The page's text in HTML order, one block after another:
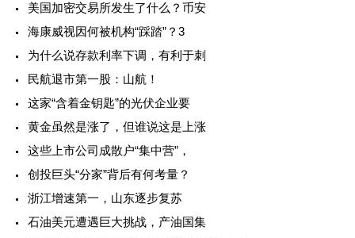
美国加密交易所发生了什么？币安
海康威视因何被机构“踩踏”？3
为什么说存款利率下调，有利于刺
民航退市第一股：山航！
这家“含着金钥匙”的光伏企业要
黄金虽然是涨了，但谁说这是上涨
这些上市公司成散户“集中营”，
创投巨头“分家”背后有何考量？
浙江增速第一，山东逐步复苏
石油美元遭遇巨大挑战，产油国集